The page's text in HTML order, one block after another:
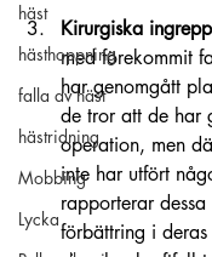
häst
hästhoppning
falla av häst
hästridning
Mobbing
Lycka
Kirurgiska ingrepp
med förekommit
har genomgått
de tror att de har
operation, men
inte har utfört
rapporterar
förbättring i